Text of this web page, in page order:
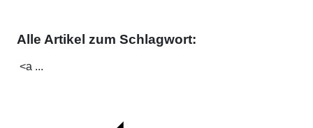
Alle Artikel zum Schlagwort:
<a ...